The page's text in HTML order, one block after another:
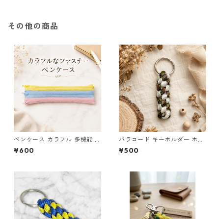
その他の商品
ペンケース カラフル 多機能 筆
箱 ファスナー6本 s10
¥600
パラコード キーホルダー ホワ
イト× グリーン・ブラウン ハ
ンドメイド 国産 本革 ヌメ革
¥500